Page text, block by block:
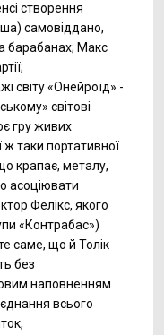
створення
самовіддано,
барабанах; Макс
світу «Онейроїд» -
світові
гру живих
ж таки портативної
крапає, металу,
асоціювати
Фелікс, якого
«Контрабас»)
саме, що й Толік
без
наповненням
всього